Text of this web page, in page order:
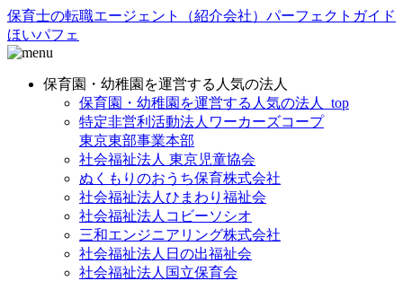
保育士の転職エージェント（紹介会社）パーフェクトガイド
ほいパフェ
保育園・幼稚園を運営する人気の法人
保育園・幼稚園を運営する人気の法人_top
特定非営利活動法人ワーカーズコープ
東京東部事業本部
社会福祉法人 東京児童協会
ぬくもりのおうち保育株式会社
社会福祉法人ひまわり福祉会
社会福祉法人コビーソシオ
三和エンジニアリング株式会社
社会福祉法人日の出福祉会
社会福祉法人国立保育会